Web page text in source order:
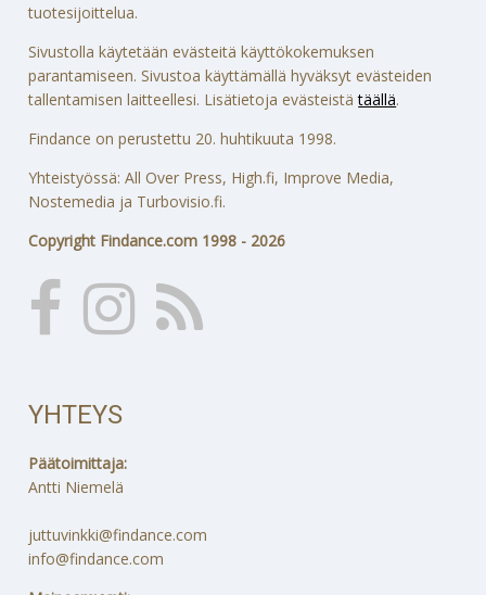
tuotesijoittelua.
Sivustolla käytetään evästeitä käyttökokemuksen
parantamiseen. Sivustoa käyttämällä hyväksyt evästeiden
tallentamisen laitteellesi. Lisätietoja evästeistätäällä.
Findance on perustettu 20. huhtikuuta 1998.
Yhteistyössä: All Over Press, High.fi, Improve Media,
Nostemedia ja Turbovisio.fi.
Copyright Findance.com 1998 - 2026
YHTEYS
Päätoimittaja:
Antti Niemelä
juttuvinkki@findance.com
info@findance.com